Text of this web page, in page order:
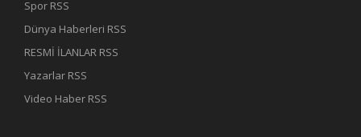
Spor RSS
Dünya Haberleri RSS
RESMİ İLANLAR RSS
Yazarlar RSS
Video Haber RSS